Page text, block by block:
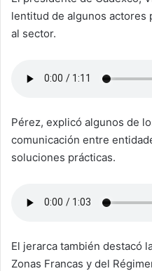
lentitud de algunos actores
al sector.
Pérez, explicó algunos de
comunicación entre
soluciones prácticas.
El jerarca también destacó
Zonas Francas y del